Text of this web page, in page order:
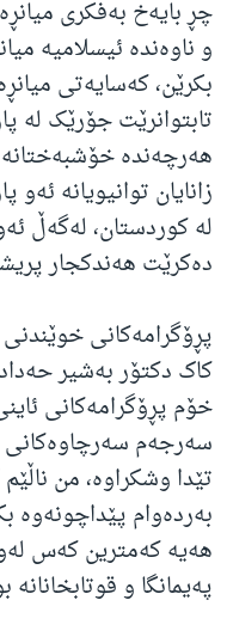
چڕ بایەخ بەفکری
و ناوەندە ئیسلامیە
بکرێن، کەسایەتی
تابتوانرێت جۆرێک لە
هەرچەندە
زانایان توانیویانە
لە کوردستان، لەگەڵ
دەکرێت هەندکجار
پڕۆگرامەکانی
کاک دکتۆر بەشیر
سەرجەم سەرچاوەکانی
تێدا وشکراوە، من
بەردەوام پێداچونەوە
هەیە کەمترین کەس
پەیمانگا و قوتابخانانە